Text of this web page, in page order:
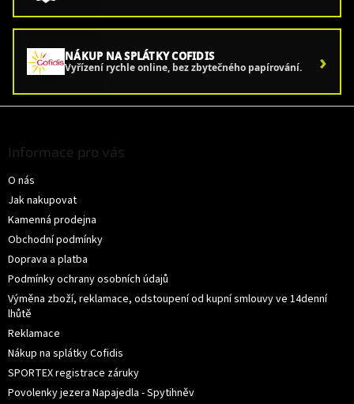
NÁKUP NA SPLÁTKY COFIDIS
Vyřízení rychle online, bez zbytečného papírování. ›
Informace pro vás
O nás
Jak nakupovat
Kamenná prodejna
Obchodní podmínky
Doprava a platba
Podmínky ochrany osobních údajů
Výměna zboží, reklamace, odstoupení od kupní smlouvy ve 14denní
lhůtě
Reklamace
Nákup na splátky Cofidis
SPORTEX registrace záruky
Povolenky jezera Napajedla - Spytihněv